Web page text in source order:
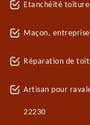
Etanchéité toiture
Maçon,
Réparation de
Artisan pour
22230